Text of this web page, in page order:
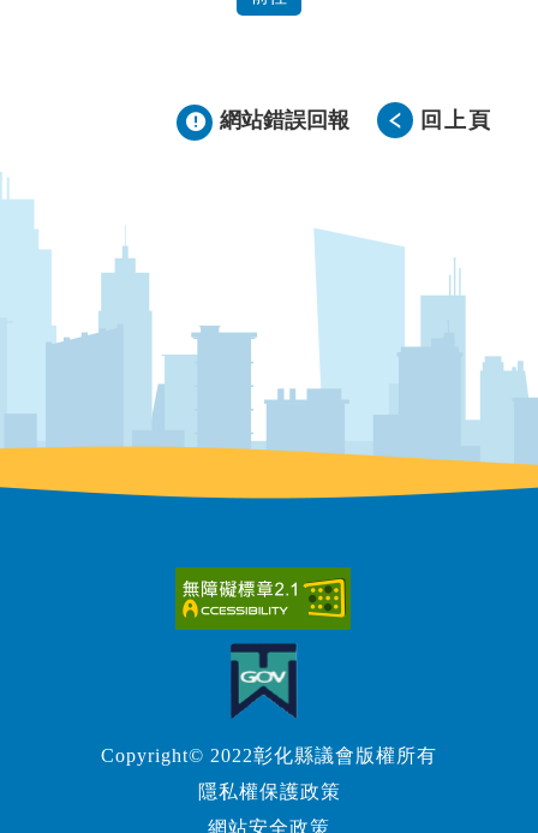
網站錯誤回報 回上頁
Copyright© 2022彰化縣議會版權所有
隱私權保護政策
網站安全政策